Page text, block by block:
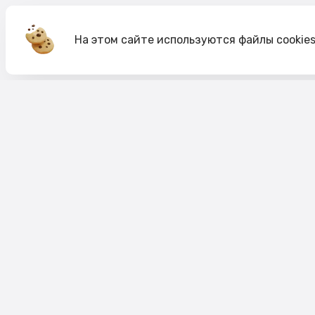
На этом сайте используются файлы cookies